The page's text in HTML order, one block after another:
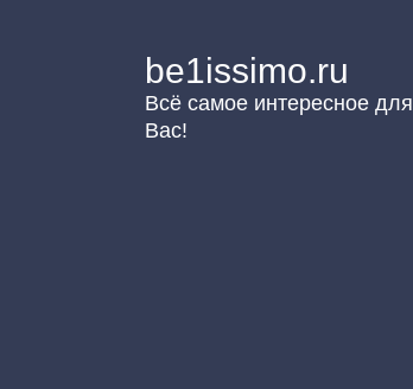
be1issimo.ru
Всё самое интересное для
Вас!